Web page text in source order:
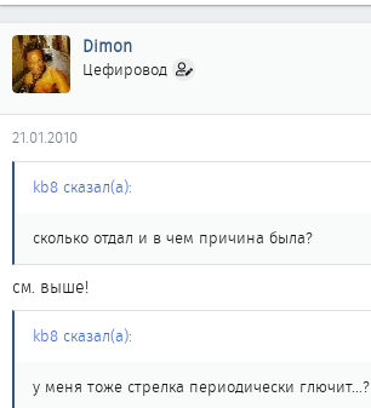
Dimon
Цефировод
21.01.2010
kb8 сказал(а):
сколько отдал и в чем причина была?
см. выше!
kb8 сказал(а):
у меня тоже стрелка периодически глючит...?